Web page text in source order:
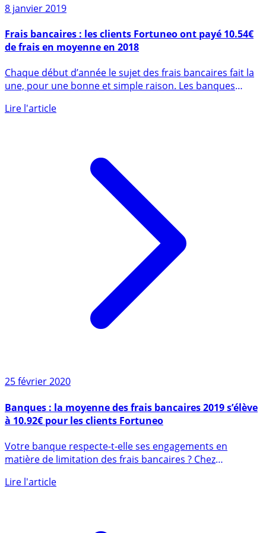
8 janvier 2019
de frais en moyenne en 2018
une, pour une bonne et simple raison. Les banques
25 février 2020
Banques : la moyenne des frais bancaires 2019 s’élève
à 10.92€ pour les clients Fortuneo
matière de limitation des frais bancaires ? Chez